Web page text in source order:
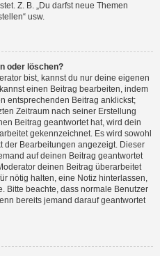
Z. B. „Du darfst neue Themen
usw.
oder löschen?
bist, kannst du nur deine eigenen
einen Beitrag bearbeiten, indem
entsprechenden Beitrag anklickst;
Zeitraum nach seiner Erstellung
Beitrag geantwortet hat, wird dein
gekennzeichnet. Es wird sowohl
der Bearbeitungen angezeigt. Dieser
auf deinen Beitrag geantwortet
deinen Beitrag überarbeitet
nötig halten, eine Notiz hinterlassen,
Bitte beachte, dass normale Benutzer
bereits jemand darauf geantwortet